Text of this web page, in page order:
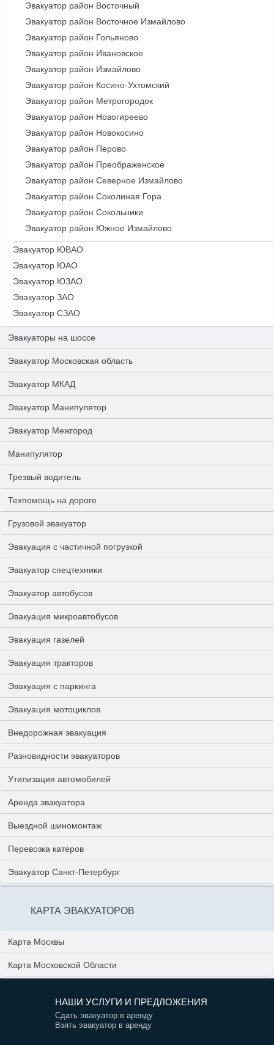
Эвакуатор район Восточный
Эвакуатор район Восточное Измайлово
Эвакуатор район Гольяново
Эвакуатор район Ивановское
Эвакуатор район Измайлово
Эвакуатор район Косино-Ухтомский
Эвакуатор район Метрогородок
Эвакуатор район Новогиреево
Эвакуатор район Новокосино
Эвакуатор район Перово
Эвакуатор район Преображенское
Эвакуатор район Северное Измайлово
Эвакуатор район Соколиная Гора
Эвакуатор район Сокольники
Эвакуатор район Южное Измайлово
Эвакуатор ЮВАО
Эвакуатор ЮАО
Эвакуатор ЮЗАО
Эвакуатор ЗАО
Эвакуатор СЗАО
Эвакуаторы на шоссе
Эвакуатор Московская область
Эвакуатор МКАД
Эвакуатор Манипулятор
Эвакуатор Межгород
Манипулятор
Трезвый водитель
Техпомощь на дороге
Грузовой эвакуатор
Эвакуация с частичной погрузкой
Эвакуатор спецтехники
Эвакуатор автобусов
Эвакуация микроавтобусов
Эвакуация газелей
Эвакуация тракторов
Эвакуация с паркинга
Эвакуация мотоциклов
Внедорожная эвакуация
Разновидности эвакуаторов
Утилизация автомобилей
Аренда эвакуатора
Выездной шиномонтаж
Перевозка катеров
Эвакуатор Санкт-Петербург
КАРТА ЭВАКУАТОРОВ
Карта Москвы
Карта Московской Области
НАШИ УСЛУГИ И ПРЕДЛОЖЕНИЯ
Сдать эвакуатор в аренду
Взять эвакуатор в аренду